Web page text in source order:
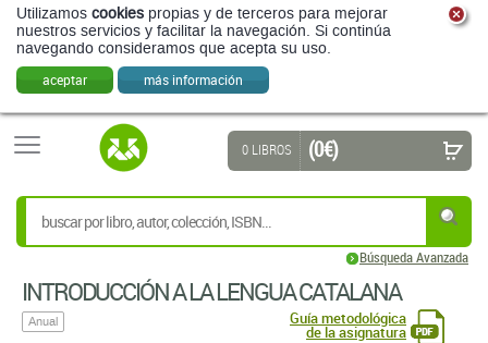
Utilizamos cookies propias y de terceros para mejorar
nuestros servicios y facilitar la navegación. Si continúa
navegando consideramos que acepta su uso.
aceptar más información
Búsqueda Avanzada
0 LIBROS (0 €)
INTRODUCCIÓN A LA LENGUA CATALANA
Anual Guía metodológica
de la asignatura